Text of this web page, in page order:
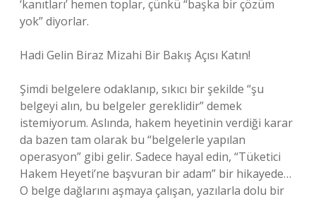
‘kanıtları’ hemen toplar, çünkü “başka bir çözüm
yok” diyorlar.
Hadi Gelin Biraz Mizahi Bir Bakış Açısı Katın!
Şimdi belgelere odaklanıp, sıkıcı bir şekilde “şu
belgeyi alın, bu belgeler gereklidir” demek
istemiyorum. Aslında, hakem heyetinin verdiği karar
da bazen tam olarak bu “belgelerle yapılan
operasyon” gibi gelir. Sadece hayal edin, “Tüketici
Hakem Heyeti’ne başvuran bir adam” bir hikayede…
O belge dağlarını aşmaya çalışan, yazılarla dolu bir